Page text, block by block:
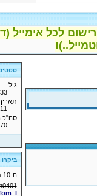
לכל אימייל
גיל
33
סה"כ
70
ה-10 מבקר(ים) האחרונ(ים) לדף זה היו: